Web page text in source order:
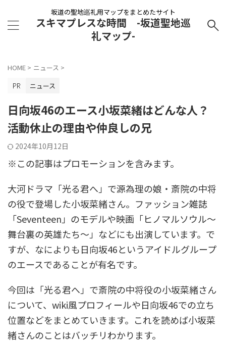
坂道の聖地巡礼用マップをまとめたサイト
スキマプレスな時間 -坂道聖地巡
礼マップ-
HOME > ニュース >
ニュース
日向坂46のエース小坂菜緒はどんな人？
活動休止の理由や仲良しの兄
2024年10月12日
※この記事はプロモーションを含みます。
大河ドラマ「光る君へ」で源為理の娘・斎院の中将
の役で登場した小坂菜緒さん。ファッション雑誌
「Seventeen」のモデルや映画「ヒノマルソウル～
舞台裏の英雄たち～」などにも出演しています。で
すが、なによりも日向坂46というアイドルグループ
のエースであることが有名です。
今回は「光る君へ」で斎院の中将役の小坂菜緒さん
について、wiki風プロフィールや日向坂46での立ち
位置などをまとめていきます。これを読めば小坂菜
緒さんのことはバッチリわかります。